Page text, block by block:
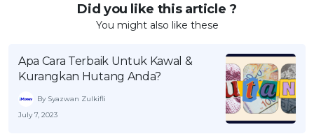
Did you like this article ?
You might also like these
Apa Cara Terbaik Untuk Kawal &
Kurangkan Hutang Anda?
By Syazwan Zulkifli
July 7, 2023